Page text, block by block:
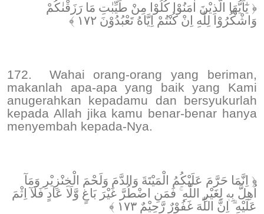
﴿ يٰٓاَيُّهَا الَّذِيْنَ اٰمَنُوْا كُلُوْا مِنْ طَيِّبٰتِ مَا رَزَقْنٰكُمْ
وَاشْكُرُوْا لِلّٰهِ اِنْ كُنْتُمْ اِيَّاهُ تَعْبُدُوْنَ ١٧٢ ﴾
172.
Wahai orang-orang yang beriman,
makanlah apa-apa yang baik yang Kami
anugerahkan kepadamu dan bersyukurlah
kepada Allah jika kamu benar-benar hanya
menyembah kepada-Nya.
﴿ اِنَّمَا حَرَّمَ عَلَيْكُمُ الْمَيْتَةَ وَالدَّمَ وَلَحْمَ الْخِنْزِيْرِ وَمَآ
اُهِلَّ بِهٖ لِغَيْرِ اللّٰهِ ۚ فَمَنِ اضْطُرَّ غَيْرَ بَاغٍ وَّلَا عَادٍ فَلَآ اِثْمَ
عَلَيْهِ ۗ اِنَّ اللّٰهَ غَفُوْرٌ رَّحِيْمٌ ١٧٣ ﴾